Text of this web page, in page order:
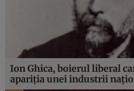
Ion Ghica, boierul liberal
apariția unei industrii